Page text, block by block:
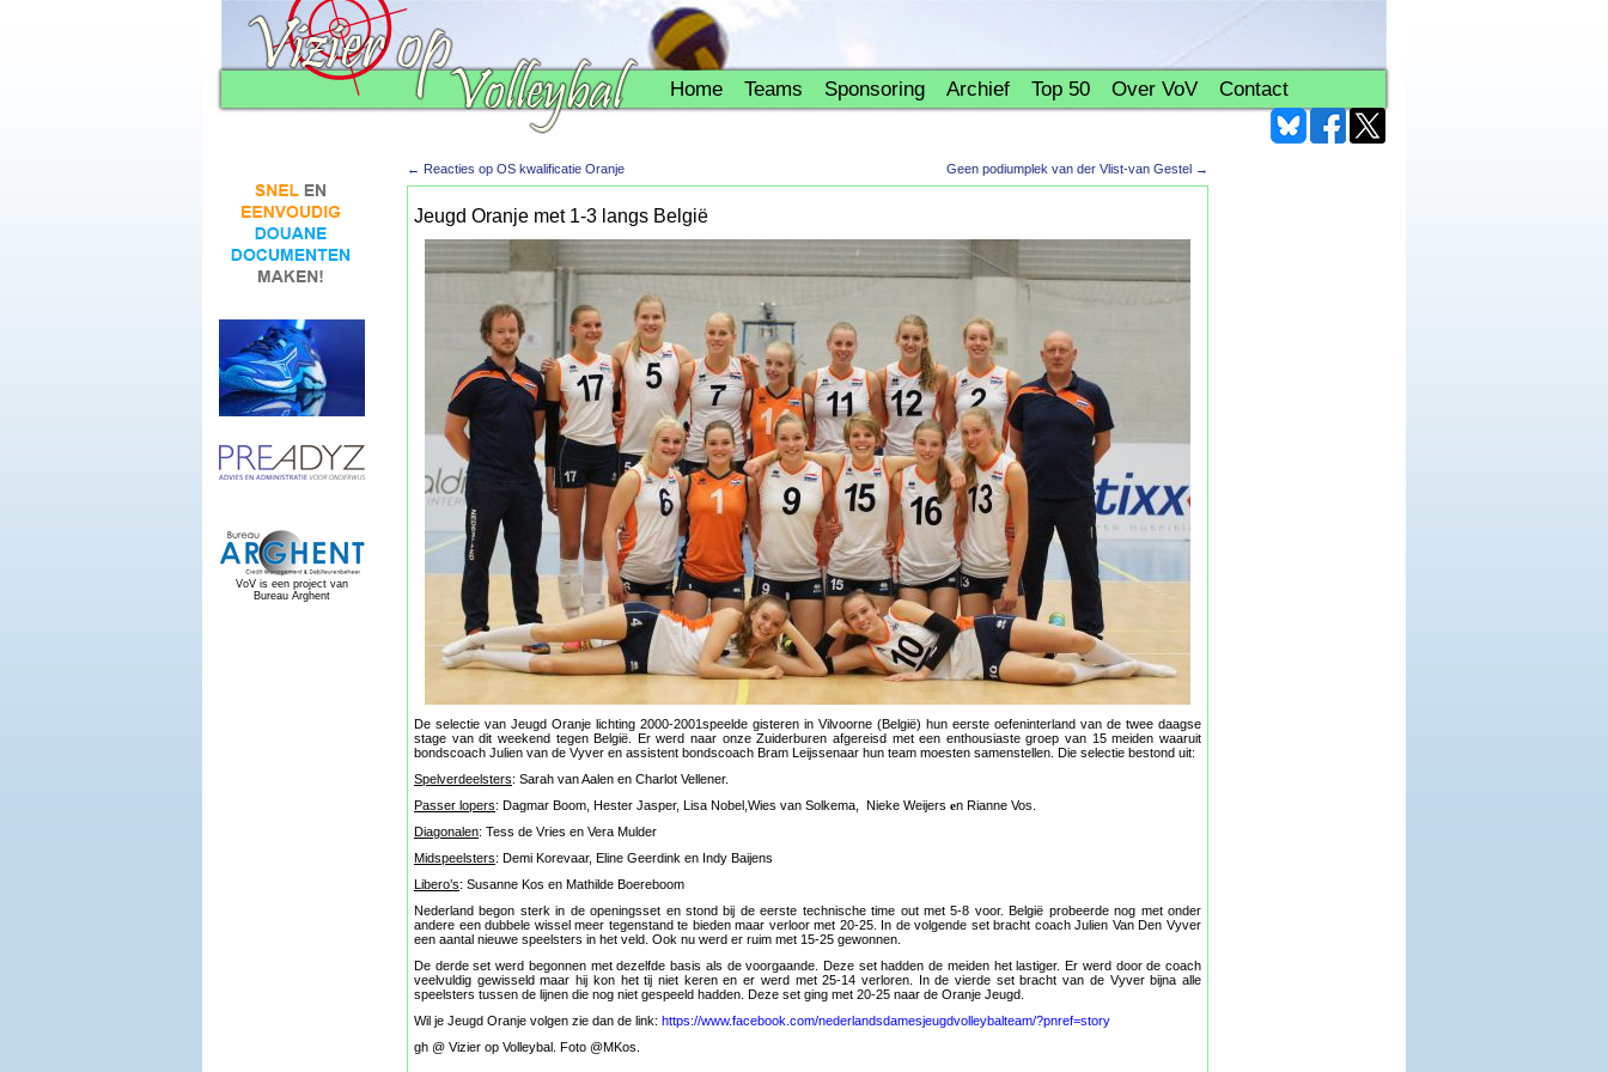
Home Teams Sponsoring Archief Top 50 Over VoV Contact
VoV is een project van
Bureau Arghent
← Reacties op OS kwalificatie Oranje Geen podiumplek van der Vlist-van Gestel →
Jeugd Oranje met 1-3 langs België
De selectie van Jeugd Oranje lichting 2000-2001speelde gisteren in Vilvoorne (België) hun eerste oefeninterland van de twee daagse
stage van dit weekend tegen België. Er werd naar onze Zuiderburen afgereisd met een enthousiaste groep van 15 meiden waaruit
bondscoach Julien van de Vyver en assistent bondscoach Bram Leijssenaar hun team moesten samenstellen. Die selectie bestond uit:
Spelverdeelsters: Sarah van Aalen en Charlot Vellener.
Passer lopers: Dagmar Boom, Hester Jasper, Lisa Nobel,Wies van Solkema, Nieke Weijers en Rianne Vos.
Diagonalen: Tess de Vries en Vera Mulder
Midspeelsters: Demi Korevaar, Eline Geerdink en Indy Baijens
Libero’s: Susanne Kos en Mathilde Boereboom
Nederland begon sterk in de openingsset en stond bij de eerste technische time out met 5-8 voor. België probeerde nog met onder
andere een dubbele wissel meer tegenstand te bieden maar verloor met 20-25. In de volgende set bracht coach Julien Van Den Vyver
een aantal nieuwe speelsters in het veld. Ook nu werd er ruim met 15-25 gewonnen.
De derde set werd begonnen met dezelfde basis als de voorgaande. Deze set hadden de meiden het lastiger. Er werd door de coach
veelvuldig gewisseld maar hij kon het tij niet keren en er werd met 25-14 verloren. In de vierde set bracht van de Vyver bijna alle
speelsters tussen de lijnen die nog niet gespeeld hadden. Deze set ging met 20-25 naar de Oranje Jeugd.
Wil je Jeugd Oranje volgen zie dan de link: https://www.facebook.com/nederlandsdamesjeugdvolleybalteam/?pnref=story
gh @ Vizier op Volleybal. Foto @MKos.